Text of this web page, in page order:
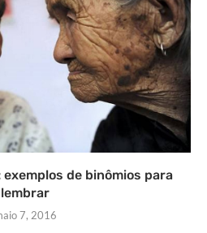
de binômios para
lembrar
7, 2016